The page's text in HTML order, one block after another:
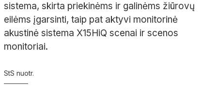
sistema, skirta priekinėms ir galinėms žiūrovų
eilėms įgarsinti, taip pat aktyvi monitorinė
akustinė sistema X15HiQ scenai ir scenos
monitoriai.
StS nuotr.